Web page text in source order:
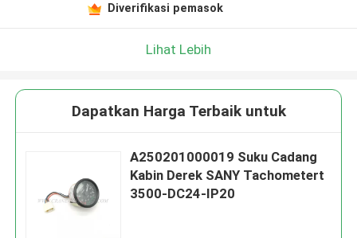
Diverifikasi pemasok
Lihat Lebih
Dapatkan Harga Terbaik untuk
A250201000019 Suku Cadang
Kabin Derek SANY Tachometert
3500-DC24-IP20